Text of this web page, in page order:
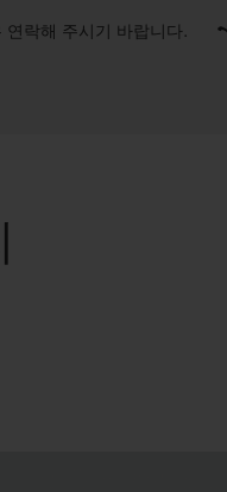
락해 주시기 바랍니다.